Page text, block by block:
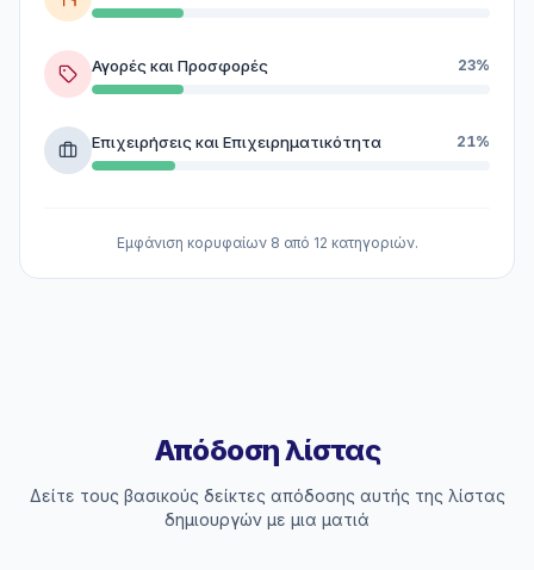
Αγορές και Προσφορές 23%
Επιχειρήσεις και Επιχειρηματικότητα 21%
Εμφάνιση κορυφαίων 8 από 12 κατηγοριών.
Απόδοση λίστας
Δείτε τους βασικούς δείκτες απόδοσης αυτής της λίστας
δημιουργών με μια ματιά